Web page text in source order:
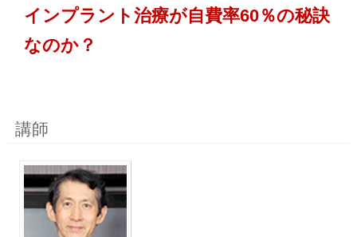
インプラント治療が自費率60％の秘訣
なのか？
講師